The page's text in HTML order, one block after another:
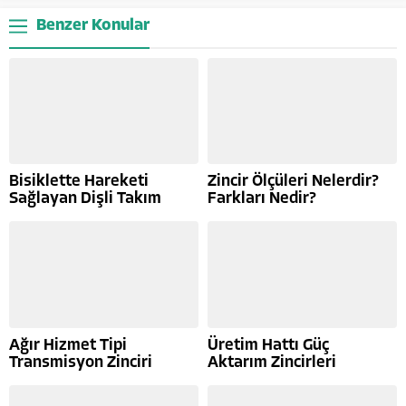
Benzer Konular
Bisiklette Hareketi
Sağlayan Dişli Takım
Zincir Ölçüleri Nelerdir?
Farkları Nedir?
Ağır Hizmet Tipi
Transmisyon Zinciri
Üretim Hattı Güç
Aktarım Zincirleri